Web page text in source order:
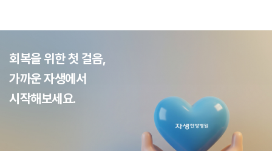
회복을 위한 첫 걸음,
가까운 자생에서
시작해보세요.